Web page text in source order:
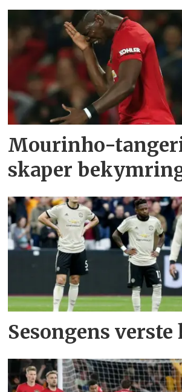
Mourinho-
skaper
Sesongens verste